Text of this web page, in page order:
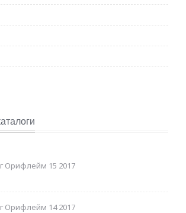
Орифлейм 15 2017
Орифлейм 14 2017